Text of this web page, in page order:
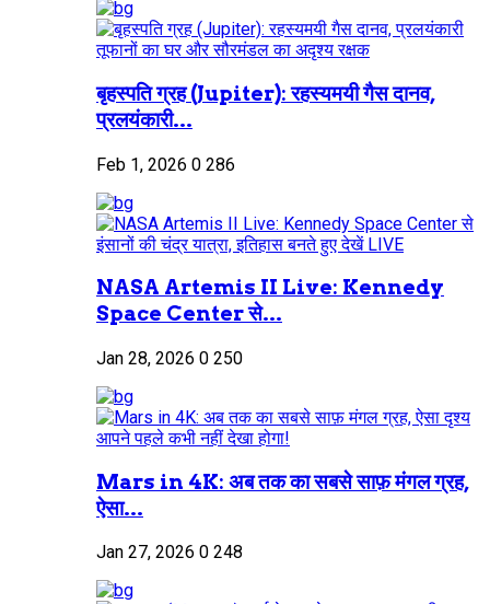
बृहस्पति ग्रह (Jupiter): रहस्यमयी गैस दानव,
प्रलयंकारी...
Feb 1, 2026 0 286
NASA Artemis II Live: Kennedy
Space Center से...
Jan 28, 2026 0 250
Mars in 4K: अब तक का सबसे साफ़ मंगल ग्रह,
ऐसा...
Jan 27, 2026 0 248